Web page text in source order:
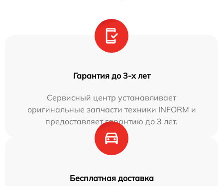
Гарантия до 3-х лет
Сервисный центр устанавливает
оригинальные запчасти техники INFORM и
предоставляет гарантию до 3 лет.
Бесплатная доставка